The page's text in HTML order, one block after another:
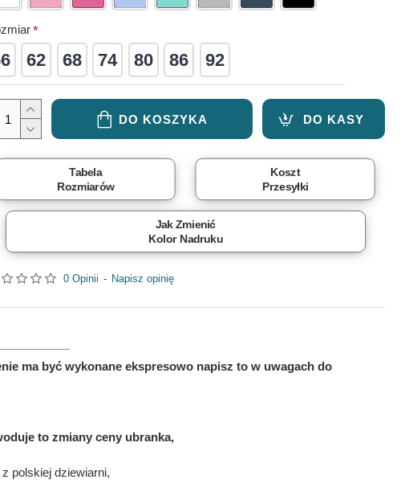
0 Opinii - Napisz opinię
62 68 74 80 86 92
DO KOSZYKA DO KASY
Tabela
Rozmiarów
Koszt
Przesyłki
Jak Zmienić
Kolor Nadruku
ma być wykonane ekspresowo napisz to w uwagach do
to zmiany ceny ubranka,
polskiej dziewiarni,